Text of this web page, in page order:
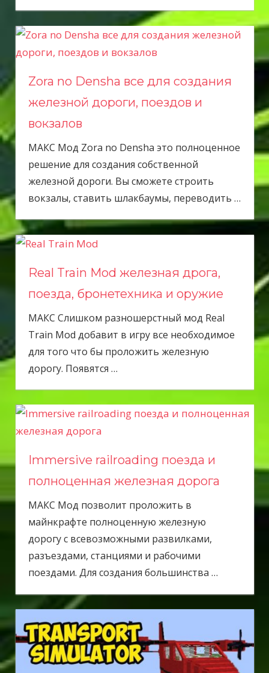
Zora no Densha все для создания
железной дороги, поездов и
вокзалов
МАКС Мод Zora no Densha это полноценное
решение для создания собственной
железной дороги. Вы сможете строить
вокзалы, ставить шлакбаумы, переводить …
Real Train Mod железная дрога,
поезда, бронетехника и оружие
МАКС Слишком разношерстный мод Real
Train Mod добавит в игру все необходимое
для того что бы проложить железную
дорогу. Появятся …
Immersive railroading поезда и
полноценная железная дорога
МАКС Мод позволит проложить в
майнкрафте полноценную железную
дорогу с всевозможными развилками,
разъездами, станциями и рабочими
поездами. Для создания большинства …